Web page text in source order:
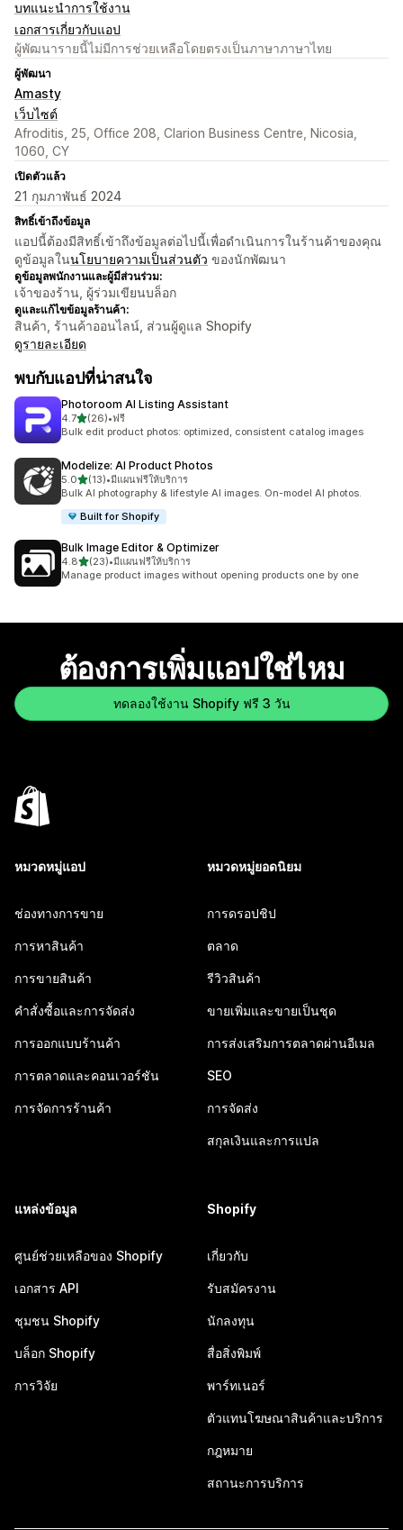
บทแนะนำการใช้งาน
เอกสารเกี่ยวกับแอป
ผู้พัฒนารายนี้ไม่มีการช่วยเหลือโดยตรงเป็นภาษาภาษาไทย
ผู้พัฒนา
Amasty
เว็บไซต์
Afroditis, 25, Office 208, Clarion Business Centre, Nicosia,
1060, CY
เปิดตัวแล้ว
21 กุมภาพันธ์ 2024
สิทธิ์เข้าถึงข้อมูล
แอปนี้ต้องมีสิทธิ์เข้าถึงข้อมูลต่อไปนี้เพื่อดำเนินการในร้านค้าของคุณ
ดูข้อมูลในนโยบายความเป็นส่วนตัว ของนักพัฒนา
ดูข้อมูลพนักงานและผู้มีส่วนร่วม:
เจ้าของร้าน, ผู้ร่วมเขียนบล็อก
ดูและแก้ไขข้อมูลร้านค้า:
สินค้า, ร้านค้าออนไลน์, ส่วนผู้ดูแล Shopify
ดูรายละเอียด
พบกับแอปที่น่าสนใจ
Photoroom AI Listing Assistant
4.7เต็ม 5 ดาว
(26)
ทั้งหมด 26 รีวิว
•ฟรี
Bulk edit product photos: optimized, consistent catalog images
Modelize: AI Product Photos
5.0เต็ม 5 ดาว
(13)
ทั้งหมด 13 รีวิว
•มีแผนฟรีให้บริการ
Bulk AI photography & lifestyle AI images. On-model AI photos.
Built for Shopify
Bulk Image Editor & Optimizer
4.8เต็ม 5 ดาว
(23)
ทั้งหมด 23 รีวิว
•มีแผนฟรีให้บริการ
Manage product images without opening products one by one
ต้องการเพิ่มแอปใช่ไหม
ทดลองใช้งาน Shopify ฟรี 3 วัน
หมวดหมู่แอป
ช่องทางการขาย
การหาสินค้า
การขายสินค้า
คำสั่งซื้อและการจัดส่ง
การออกแบบร้านค้า
การตลาดและคอนเวอร์ชัน
การจัดการร้านค้า
หมวดหมู่ยอดนิยม
การดรอปชิป
ตลาด
รีวิวสินค้า
ขายเพิ่มและขายเป็นชุด
การส่งเสริมการตลาดผ่านอีเมล
SEO
การจัดส่ง
สกุลเงินและการแปล
แหล่งข้อมูล
ศูนย์ช่วยเหลือของ Shopify
เอกสาร API
ชุมชน Shopify
บล็อก Shopify
การวิจัย
Shopify
เกี่ยวกับ
รับสมัครงาน
นักลงทุน
สื่อสิ่งพิมพ์
พาร์ทเนอร์
ตัวแทนโฆษณาสินค้าและบริการ
กฎหมาย
สถานะการบริการ